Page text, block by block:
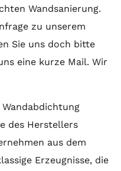
Wandsanierung.
zu unserem
Sie uns doch bitte
eine kurze Mail. Wir
des Herstellers
aus dem
Erzeugnisse, die